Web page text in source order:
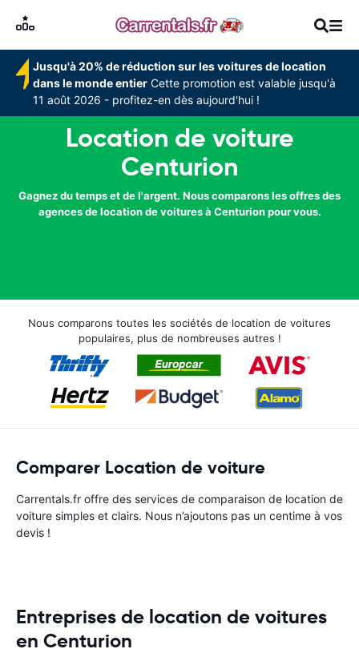
Jusqu'à 20% de réduction sur les voitures de location
dans le monde entier Cette promotion est valable jusqu'à
11 août 2026 - profitez-en dès aujourd'hui !
Location de voiture
Centurion
Gagnez du temps et de l'argent. Nous comparons les offres des
agences de location de voitures à Centurion pour vous.
Nous comparons toutes les sociétés de location de voitures
populaires, plus de nombreuses autres !
Comparer Location de voiture
Carrentals.fr offre des services de comparaison de location de
voiture simples et clairs. Nous n’ajoutons pas un centime à vos
devis !
Entreprises de location de voitures
en Centurion